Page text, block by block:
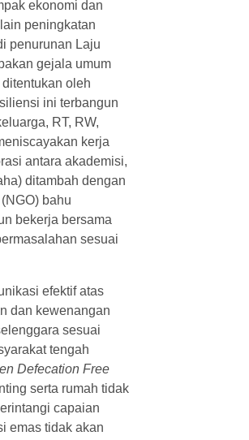
ekonomi dan
peningkatan
penurunan Laju
gejala umum
oleh
ini terbangun
RT, RW,
kerja
antara akademisi,
ditambah dengan
(NGO) bahu
bekerja bersama
sesuai
efektif atas
dan kewenangan
sesuai
tengah
Defecation Free
serta rumah tidak
capaian
emas tidak akan